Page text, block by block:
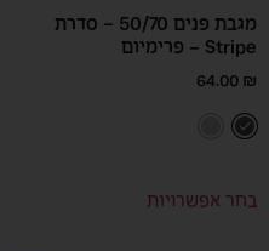
מגבת פנים 50/70 – סדרת
Stripe – פרימיום
64.00 ₪
בחר אפשרויות